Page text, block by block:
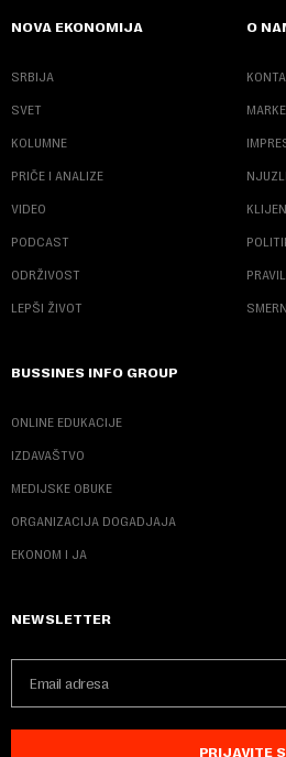
NOVA EKONOMIJA
SRBIJA
SVET
KOLUMNE
PRIČE I ANALIZE
VIDEO
PODCAST
ODRŽIVOST
LEPŠI ŽIVOT
O
BUSSINES INFO GROUP
ONLINE EDUKACIJE
IZDAVAŠTVO
MEDIJSKE OBUKE
ORGANIZACIJA DOGADJAJA
EKONOM I JA
NEWSLETTER
PRIJAVITE